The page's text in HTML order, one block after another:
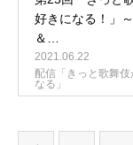
好きになる！」
＆…
2021.06.22
配信「きっと歌舞伎
なる」